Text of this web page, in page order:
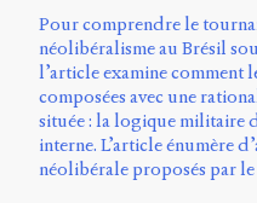
Pour comprendre le
néolibéralisme au Brésil
l’article examine comment
composées avec une
située : la logique militaire
interne. L’article énumère
néolibérale proposés par